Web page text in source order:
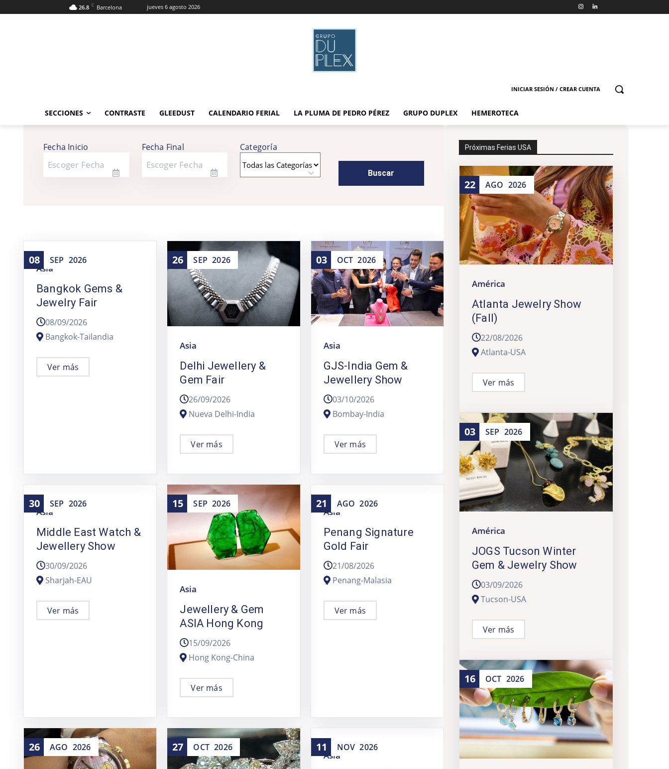
26.8 C Barcelona jueves 6 agosto 2026
INICIAR SESIÓN / CREAR CUENTA
SECCIONES CONTRASTE GLEEDUST CALENDARIO FERIAL LA PLUMA DE PEDRO PÉREZ GRUPO DUPLEX HEMEROTECA
Fecha Inicio Fecha Final Categoría
08 SEP 2026
Asia
Bangkok Gems &
Jewelry Fair
08/09/2026
Bangkok-Tailandia
Ver más
26 SEP 2026
Asia
Delhi Jewellery &
Gem Fair
26/09/2026
Nueva Delhi-India
Ver más
03 OCT 2026
Asia
GJS-India Gem &
Jewellery Show
03/10/2026
Bombay-India
Ver más
30 SEP 2026
Asia
Middle East Watch &
Jewellery Show
30/09/2026
Sharjah-EAU
Ver más
15 SEP 2026
Asia
Jewellery & Gem
ASIA Hong Kong
15/09/2026
Hong Kong-China
Ver más
21 AGO 2026
Asia
Penang Signature
Gold Fair
21/08/2026
Penang-Malasia
Ver más
26 AGO 2026 27 OCT 2026 11 NOV 2026
Asia
Próximas Ferias USA
22 AGO 2026
América
Atlanta Jewelry Show
(Fall)
22/08/2026
Atlanta-USA
Ver más
03 SEP 2026
América
JOGS Tucson Winter
Gem & Jewelry Show
03/09/2026
Tucson-USA
Ver más
16 OCT 2026